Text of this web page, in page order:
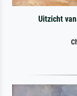
Uitzicht